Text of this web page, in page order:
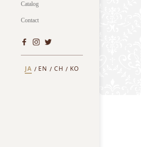
Catalog
Contact
JA EN CH KO